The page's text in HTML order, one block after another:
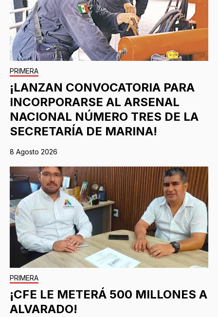
PRIMERA
¡LANZAN CONVOCATORIA PARA
INCORPORARSE AL ARSENAL
NACIONAL NÚMERO TRES DE LA
SECRETARÍA DE MARINA!
8 Agosto 2026
PRIMERA
¡CFE LE METERÁ 500 MILLONES A
ALVARADO!